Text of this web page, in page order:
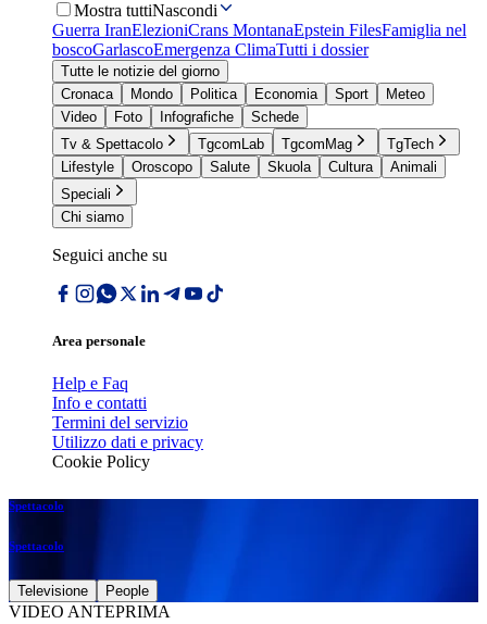
Mostra tuttiNascondi
Guerra IranElezioniCrans MontanaEpstein FilesFamiglia nel
boscoGarlascoEmergenza ClimaTutti i dossier
Tutte le notizie del giorno
Cronaca
Mondo Politica Economia Sport
Meteo
Video
Foto Infografiche
Schede
Tv & Spettacolo
TgcomLab TgcomMag
TgTech
Lifestyle
Oroscopo Salute Skuola Cultura
Animali
Speciali
Chi siamo
Seguici anche su
Area personale
Help e Faq
Info e contatti
Termini del servizio
Utilizzo dati e privacy
Cookie Policy
Spettacolo
Spettacolo
Televisione People
VIDEO ANTEPRIMA